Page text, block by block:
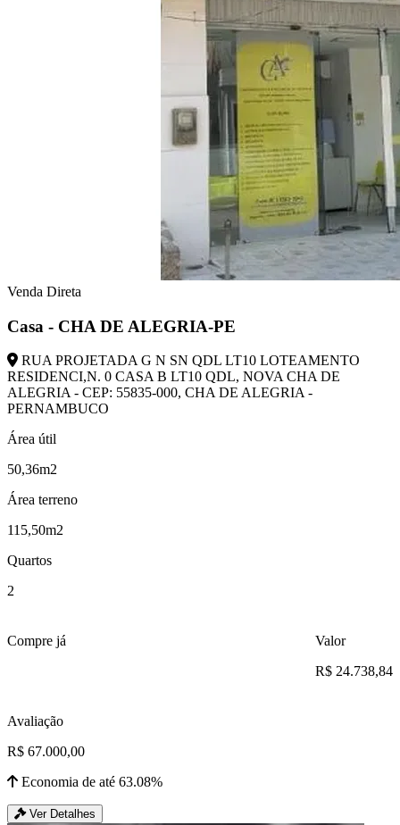
Venda Direta
Casa - CHA DE ALEGRIA-PE
RUA PROJETADA G N SN QDL LT10 LOTEAMENTO
RESIDENCI,N. 0 CASA B LT10 QDL, NOVA CHA DE
ALEGRIA - CEP: 55835-000, CHA DE ALEGRIA -
PERNAMBUCO
Área útil
50,36m2
Área terreno
115,50m2
Quartos
2
Compre já
Valor
R$ 24.738,84
Avaliação
R$ 67.000,00
Economia de até 63.08%
Ver Detalhes